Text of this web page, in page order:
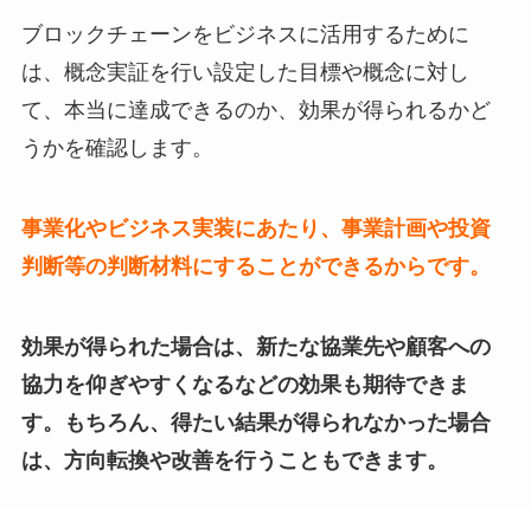
ブロックチェーンをビジネスに活用するために
は、概念実証を行い設定した目標や概念に対し
て、本当に達成できるのか、効果が得られるかど
うかを確認します。
事業化やビジネス実装にあたり、事業計画や投資
判断等の判断材料にすることができるからです。
効果が得られた場合は、新たな協業先や顧客への
協力を仰ぎやすくなるなどの効果も期待できま
す。もちろん、得たい結果が得られなかった場合
は、方向転換や改善を行うこともできます。